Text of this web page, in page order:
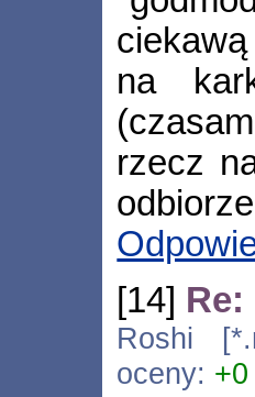
na
rzecz
[14] Re:
Roshi
oceny: +0